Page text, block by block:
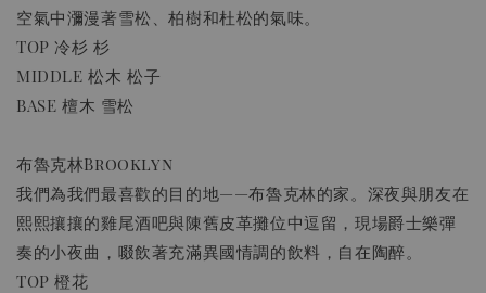
空氣中瀰漫著雪松、柏樹和杜松的氣味。
TOP 冷杉 杉
MIDDLE 松木 松子
BASE 檀木 雪松
布魯克林Brooklyn
我們為我們最喜歡的目的地——布魯克林的家。深夜與朋友在
熙熙攘攘的雞尾酒吧與陳舊皮革攤位中逗留，現場爵士樂彈
奏的小夜曲，啜飲著充滿異國情調的飲料，自在陶醉。
TOP 橙花